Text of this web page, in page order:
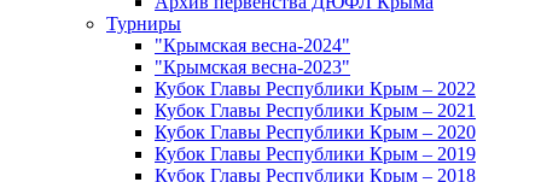
Турниры
"Крымская весна-2024"
"Крымская весна-2023"
Кубок Главы Республики Крым – 2022
Кубок Главы Республики Крым – 2021
Кубок Главы Республики Крым – 2020
Кубок Главы Республики Крым – 2019
Кубок Главы Республики Крым – 2018